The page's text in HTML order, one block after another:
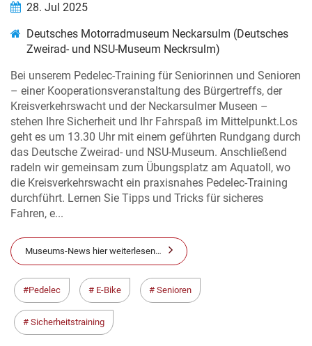
28. Jul 2025
Deutsches Motorradmuseum Neckarsulm (Deutsches
Zweirad- und NSU-Museum Neckrsulm)
Bei unserem Pedelec-Training für Seniorinnen und Senioren
– einer Kooperationsveranstaltung des Bürgertreffs, der
Kreisverkehrswacht und der Neckarsulmer Museen –
stehen Ihre Sicherheit und Ihr Fahrspaß im Mittelpunkt.Los
geht es um 13.30 Uhr mit einem geführten Rundgang durch
das Deutsche Zweirad- und NSU-Museum. Anschließend
radeln wir gemeinsam zum Übungsplatz am Aquatoll, wo
die Kreisverkehrswacht ein praxisnahes Pedelec-Training
durchführt. Lernen Sie Tipps und Tricks für sicheres
Fahren, e...
Museums-News hier weiterlesen…
Pedelec E-Bike Senioren
Sicherheitstraining